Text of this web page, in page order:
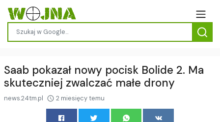
Saab pokazał nowy pocisk Bolide 2. Ma
skuteczniej zwalczać małe drony
news.24tm.pl 2 miesięcy temu